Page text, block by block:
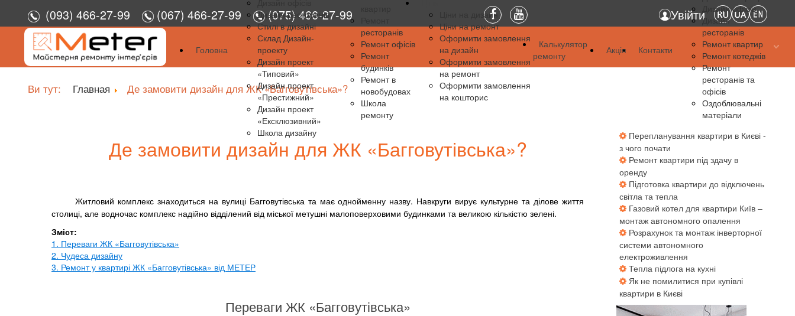
(093) 466-27-99 (067) 466-27-99 (075) 466-27-99 Увійти
Головна
Дизайн ресторанів
Стилі в дизайні
Склад Дизайн-
проекту
Дизайн проект
«Типовий»
Дизайн проект
«Престижний»
Дизайн проект
«Ексклюзивний»
Школа дизайну
ресторанів
Ремонт офісів
Ремонт
будинків
Ремонт в
новобудовах
Школа
ремонту
Ціни на дизайн
Ціни на ремонт
Оформити замовлення
на дизайн
Оформити замовлення
на ремонт
Оформити замовлення
на кошторис
Калькулятор
ремонту
Акція Контакти
Дизайн офісів
Дизайн
ресторанів
Ремонт квартир
Ремонт котеджів
Ремонт
ресторанів та
офісів
Оздоблювальні
матеріали
Ви тут: Главная Де замовити дизайн для ЖК «Багговутівська»?
Де замовити дизайн для ЖК «Багговутівська»?
Житловий комплекс знаходиться на вулиці Багговутівська та має однойменну назву. Навкруги вирує культурне та ділове життя
столиці, але водночас комплекс надійно відділений від міської метушні малоповерховими будинками та великою кількістю зелені.
Зміст:
1. Переваги ЖК «Багговутівська»
2. Чудеса дизайну
3. Ремонт у квартирі ЖК «Багговутівська» від МЕТЕР
Переваги ЖК «Багговутівська»
Перепланування квартири в Києві -
з чого почати
Ремонт квартири під здачу в
оренду
Підготовка квартири до відключень
світла та тепла
Газовий котел для квартири Київ –
монтаж автономного опалення
Розрахунок та монтаж інверторної
системи автономного
електроживлення
Тепла підлога на кухні
Як не помилитися при купівлі
квартири в Києві